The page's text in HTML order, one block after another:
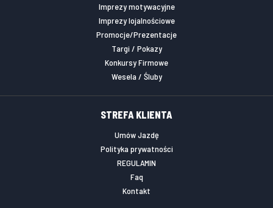
Imprezy motywacyjne
Imprezy lojalnościowe
Promocje/Prezentacje
Targi / Pokazy
Konkursy Firmowe
Wesela / Śluby
STREFA KLIENTA
Umów Jazdę
Polityka prywatności
REGULAMIN
Faq
Kontakt